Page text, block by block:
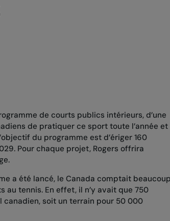
de courts publics intérieurs, d’une
de pratiquer ce sport toute l’année et
du programme est d’ériger 160
Pour chaque projet, Rogers offrira
a été lancé, le Canada comptait
tennis. En effet, il n’y avait que 750
canadien, soit un terrain pour 50 000